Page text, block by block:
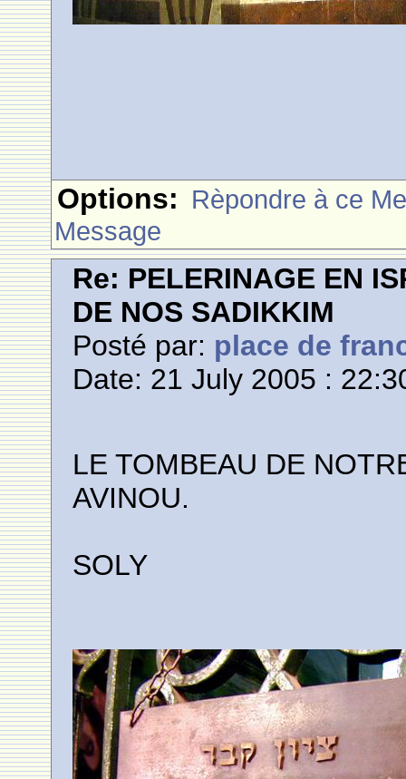
Options: Rèpondre à ce
Message
Re: PELERINAGE EN
DE NOS SADIKKIM
Posté par: place de
Date: 21 July 2005 :
LE TOMBEAU DE
AVINOU.
SOLY